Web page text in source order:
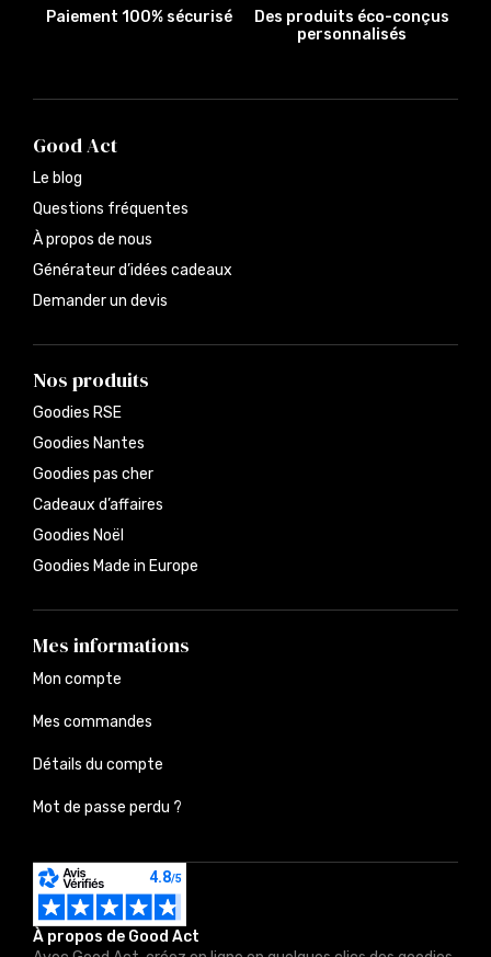
Paiement 100% sécurisé
Des produits éco-conçus
personnalisés
À propos de Good Act
Good Act
Le blog
Questions fréquentes
À propos de nous
Générateur d’idées cadeaux
Demander un devis
Nos produits
Goodies RSE
Goodies Nantes
Goodies pas cher
Cadeaux d’affaires
Goodies Noël
Goodies Made in Europe
Mes informations
Mon compte
Mes commandes
Détails du compte
Mot de passe perdu ?